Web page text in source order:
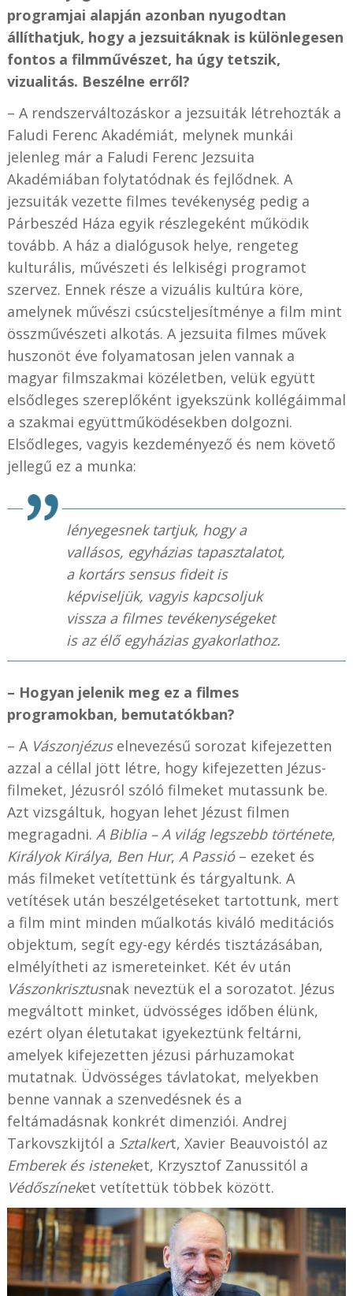
programjai alapján azonban nyugodtan
állíthatjuk, hogy a jezsuitáknak is különlegesen
fontos a filmművészet, ha úgy tetszik,
vizualitás. Beszélne erről?
– A rendszerváltozáskor a jezsuiták létrehozták a
Faludi Ferenc Akadémiát, melynek munkái
jelenleg már a Faludi Ferenc Jezsuita
Akadémiában folytatódnak és fejlődnek. A
jezsuiták vezette filmes tevékenység pedig a
Párbeszéd Háza egyik részlegeként működik
tovább. A ház a dialógusok helye, rengeteg
kulturális, művészeti és lelkiségi programot
szervez. Ennek része a vizuális kultúra köre,
amelynek művészi csúcsteljesítménye a film mint
összművészeti alkotás. A jezsuita filmes művek
huszonöt éve folyamatosan jelen vannak a
magyar filmszakmai közéletben, velük együtt
elsődleges szereplőként igyekszünk kollégáimmal
a szakmai együttműködésekben dolgozni.
Elsődleges, vagyis kezdeményező és nem követő
jellegű ez a munka:
lényegesnek tartjuk, hogy a
vallásos, egyházias tapasztalatot,
a kortárs sensus fideit is
képviseljük, vagyis kapcsoljuk
vissza a filmes tevékenységeket
is az élő egyházias gyakorlathoz.
– Hogyan jelenik meg ez a filmes
programokban, bemutatókban?
– A Vászonjézuselnevezésű sorozat kifejezetten
azzal a céllal jött létre, hogy kifejezetten Jézus-
filmeket, Jézusról szóló filmeket mutassunk be.
Azt vizsgáltuk, hogyan lehet Jézust filmen
megragadni. A Biblia – A világ legszebb története,
Királyok Királya, Ben Hur, A Passió – ezeket és
más filmeket vetítettünk és tárgyaltunk. A
vetítések után beszélgetéseket tartottunk, mert
a film mint minden műalkotás kiváló meditációs
objektum, segít egy-egy kérdés tisztázásában,
elmélyítheti az ismereteinket. Két év után
Vászonkrisztusnak neveztük el a sorozatot. Jézus
megváltott minket, üdvösséges időben élünk,
ezért olyan életutakat igyekeztünk feltárni,
amelyek kifejezetten jézusi párhuzamokat
mutatnak. Üdvösséges távlatokat, melyekben
benne vannak a szenvedésnek és a
feltámadásnak konkrét dimenziói. Andrej
Tarkovszkijtól a Sztalkert, Xavier Beauvoistól az
Emberek és isteneket, Krzysztof Zanussitól a
Védőszíneket vetítettük többek között.